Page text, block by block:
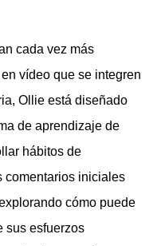
cada vez más
vídeo que se integren
Ollie está diseñado
de aprendizaje de
hábitos de
comentarios iniciales
cómo puede
sus esfuerzos